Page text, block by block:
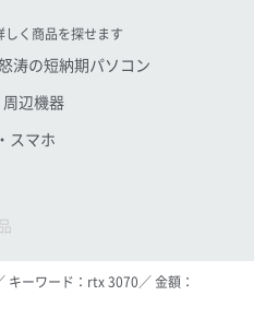
く商品を探せます
涛の短納期パソコン
周辺機器
スマホ
キーワード： rtx 3070
金額：